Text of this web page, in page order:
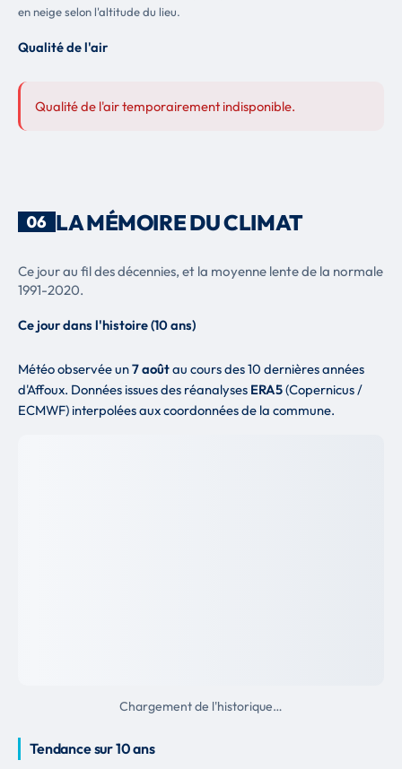
en neige selon l'altitude du lieu.
Qualité de l'air
Qualité de l'air temporairement indisponible.
06 LA MÉMOIRE DU CLIMAT
Ce jour au fil des décennies, et la moyenne lente de la normale
1991-2020.
Ce jour dans l'histoire (10 ans)
Météo observée un7 aoûtau cours des 10 dernières années
d'Affoux. Données issues des réanalyses ERA5(Copernicus /
ECMWF) interpolées aux coordonnées de la commune.
Chargement de l'historique…
Tendance sur 10 ans